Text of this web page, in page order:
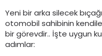
Yeni bir arka silecek
otomobil sahibinin
bir görevdir.. İşte uygun
adımlar: